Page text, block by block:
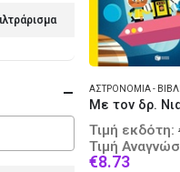
Τιμή εκδότη:
Τιμή
€8.73Current